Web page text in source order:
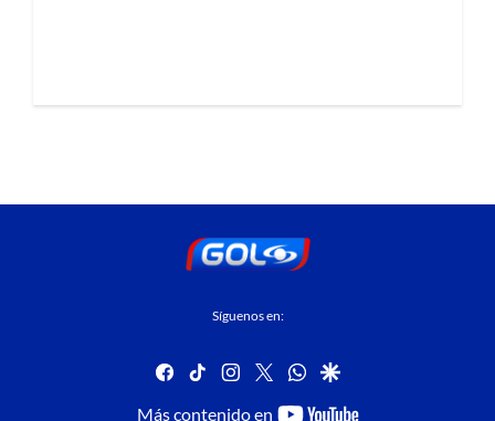
Síguenos en:
facebook
tiktok instagram
twitterwhatsapp
google
Más contenido en youtube-